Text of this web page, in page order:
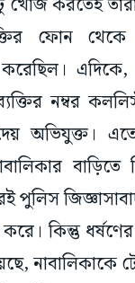
ফোন থেকে
এদিকে,
নম্বর
অভিযুক্ত।
কিন্তু
নাবালিকাকে